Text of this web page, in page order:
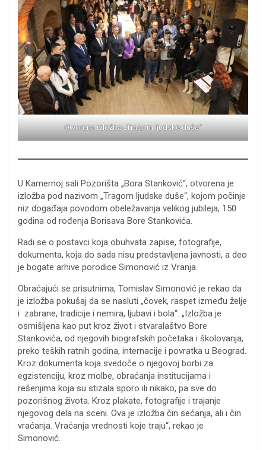
Otvorena izložba „Tragom ljudske duše“
U Kamernoj sali Pozorišta „Bora Stanković“, otvorena je
izložba pod nazivom „Tragom ljudske duše“, kojom počinje
niz događaja povodom obeležavanja velikog jubileja, 150
godina od rođenja Borisava Bore Stankovića.
Radi se o postavci koja obuhvata zapise, fotografije,
dokumenta, koja do sada nisu predstavljena javnosti, a deo
je bogate arhive porodice Simonović iz Vranja.
Obraćajući se prisutnima, Tomislav Simonović je rekao da
je izložba pokušaj da se nasluti „čovek, raspet između želje
i zabrane, tradicije i nemira, ljubavi i bola“. „Izložba je
osmišljena kao put kroz život i stvaralaštvo Bore
Stankovića, od njegovih biografskih početaka i školovanja,
preko teških ratnih godina, internacije i povratka u Beograd.
Kroz dokumenta koja svedoče o njegovoj borbi za
egzistenciju, kroz molbe, obraćanja institucijama i
rešenjima koja su stizala sporo ili nikako, pa sve do
pozorišnog života. Kroz plakate, fotografije i trajanje
njegovog dela na sceni. Ova je izložba čin sećanja, ali i čin
vraćanja. Vraćanja vrednosti koje traju“, rekao je
Simonović.